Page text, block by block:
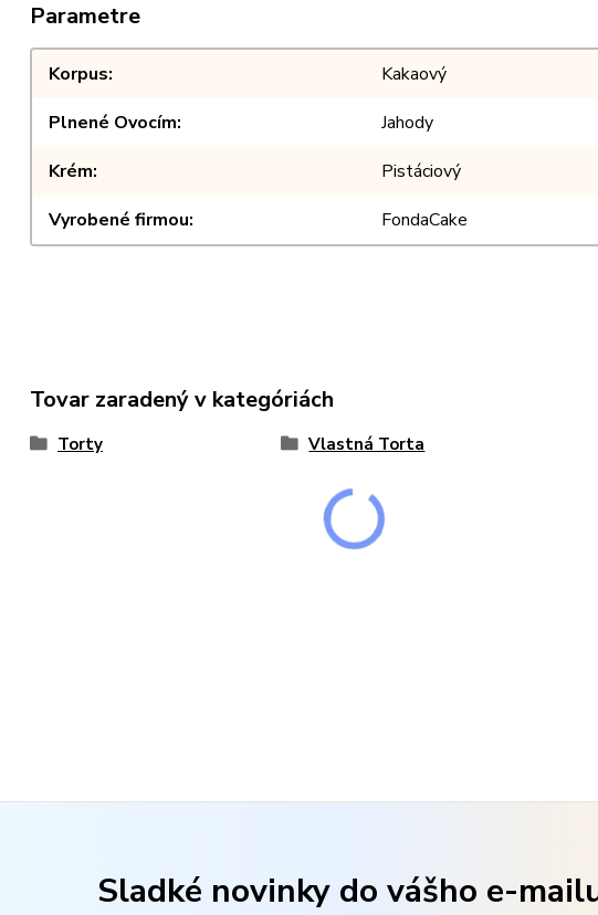
Parametre
Korpus
Kakaový
Plnené Ovocím
Jahody
Krém
Pistáciový
Vyrobené firmou
FondaCake
Tovar zaradený v kategóriách
Torty Vlastná Torta
Sladké novinky do vášho e-